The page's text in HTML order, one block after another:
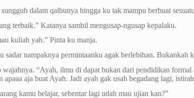
dalam qalbunya hingga ku tak mampu berbuat
terbaik.” Katanya sambil mengusap-ngusap kepalaku.
kuliah yah.” Pinta ku manja.
sadar nampaknya permintaanku agak berlebihan. Bukankah
“Ayah, ilmu di dapat bukan dari pendidikan
aja buat Ayah. Jadi ayah gak usah begadang lagi,
kamu belajar, sebentar lagi udah mau ujian kan?”